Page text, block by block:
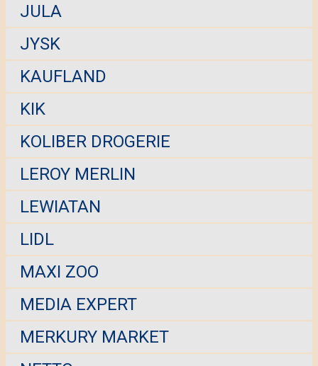
JULA
JYSK
KAUFLAND
KIK
KOLIBER DROGERIE
LEROY MERLIN
LEWIATAN
LIDL
MAXI ZOO
MEDIA EXPERT
MERKURY MARKET